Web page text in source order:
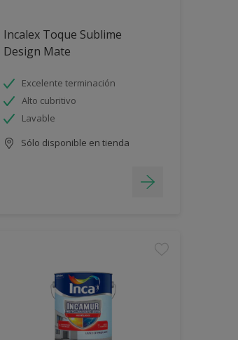
Incalex Toque Sublime
Design Mate
Excelente terminación
Alto cubritivo
Lavable
Sólo disponible en tienda